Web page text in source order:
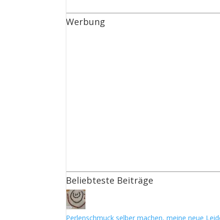
Werbung
Beliebteste Beiträge
Perlenschmuck selber machen, meine neue